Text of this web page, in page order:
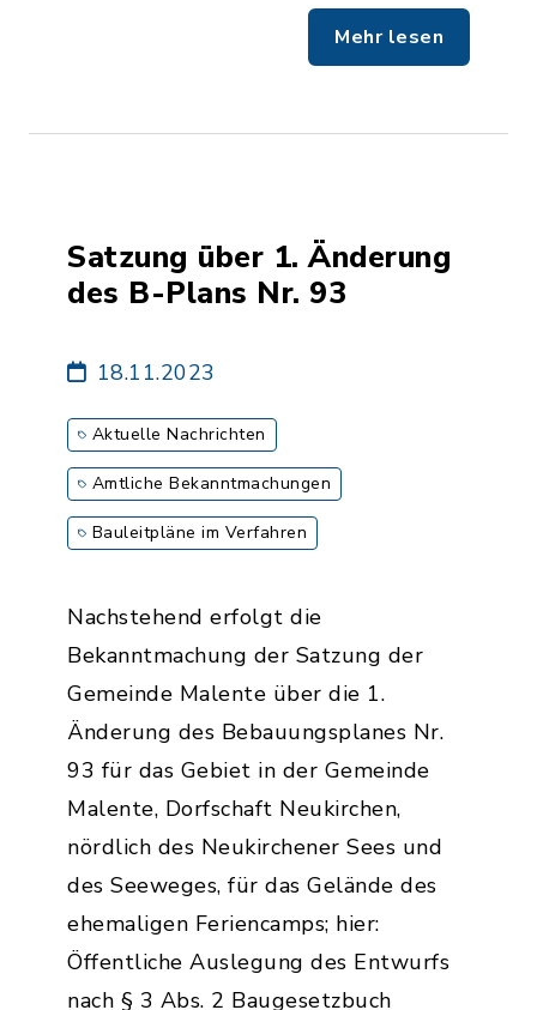
Mehr lesen
Satzung über 1. Änderung
des B-Plans Nr. 93
18.11.2023
Aktuelle Nachrichten
Amtliche Bekanntmachungen
Bauleitpläne im Verfahren
Nachstehend erfolgt die
Bekanntmachung der Satzung der
Gemeinde Malente über die 1.
Änderung des Bebauungsplanes Nr.
93 für das Gebiet in der Gemeinde
Malente, Dorfschaft Neukirchen,
nördlich des Neukirchener Sees und
des Seeweges, für das Gelände des
ehemaligen Feriencamps; hier:
Öffentliche Auslegung des Entwurfs
nach § 3 Abs. 2 Baugesetzbuch